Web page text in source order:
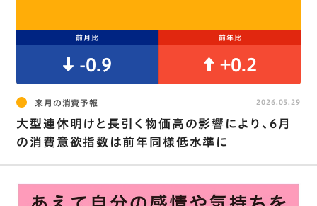
前月比 前年比
-0.9 +0.2
来月の消費予報
大型連休明けと長引く物価高の影響により、6月
の消費意欲指数は前年同様低水準に
2026.05.29